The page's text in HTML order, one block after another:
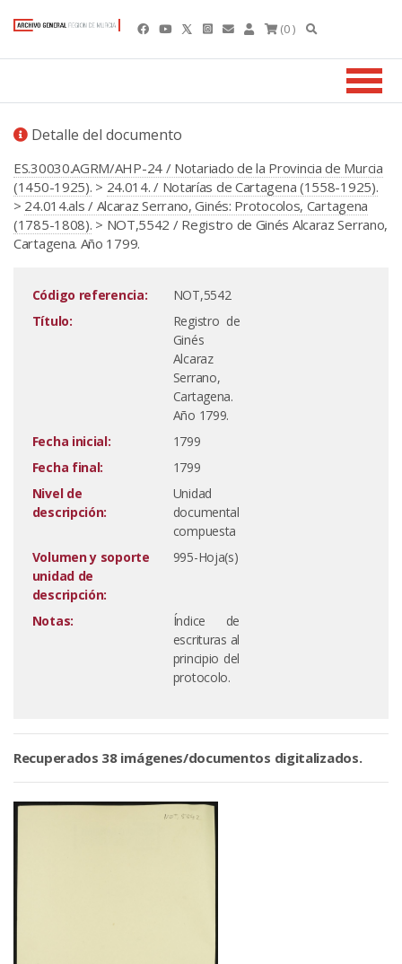
(0 )
Detalle del documento
ES.30030.AGRM/AHP-24 / Notariado de la Provincia de Murcia
(1450-1925). > 24.014. / Notarías de Cartagena (1558-1925).
> 24.014.als / Alcaraz Serrano, Ginés: Protocolos, Cartagena
(1785-1808). > NOT,5542 / Registro de Ginés Alcaraz Serrano,
Cartagena. Año 1799.
Código referencia:
NOT,5542
Título:
Registro de
Ginés
Alcaraz
Serrano,
Cartagena.
Año 1799.
Fecha inicial:
1799
Fecha final:
1799
Nivel de
descripción:
Unidad
documental
compuesta
Volumen y soporte
unidad de
descripción:
995-Hoja(s)
Notas:
Índice de
escrituras al
principio del
protocolo.
Recuperados 38 imágenes/documentos digitalizados.